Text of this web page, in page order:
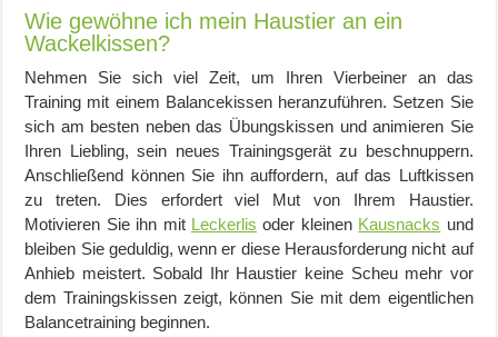
Wie gewöhne ich mein Haustier an ein
Wackelkissen?
Nehmen Sie sich viel Zeit, um Ihren Vierbeiner an das
Training mit einem Balancekissen heranzuführen. Setzen Sie
sich am besten neben das Übungskissen und animieren Sie
Ihren Liebling, sein neues Trainingsgerät zu beschnuppern.
Anschließend können Sie ihn auffordern, auf das Luftkissen
zu treten. Dies erfordert viel Mut von Ihrem Haustier.
Motivieren Sie ihn mit Leckerlis oder kleinen Kausnacks und
bleiben Sie geduldig, wenn er diese Herausforderung nicht auf
Anhieb meistert. Sobald Ihr Haustier keine Scheu mehr vor
dem Trainingskissen zeigt, können Sie mit dem eigentlichen
Balancetraining beginnen.